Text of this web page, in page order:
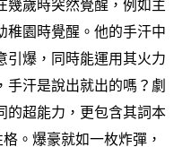
，
稚園時覺醒。他的手汗中
引爆 ， 同時能運用其火力
， 手汗是說出就出的嗎 ？ 劇
的超能力 ， 更包含其詞本
。爆豪就如一枚炸彈 ，